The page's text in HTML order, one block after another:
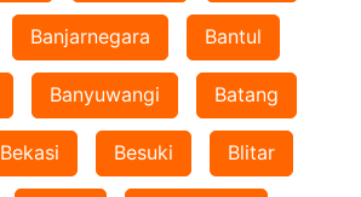
Banjarnegara Bantul
Banyuwangi Batang
Bekasi Besuki Blitar